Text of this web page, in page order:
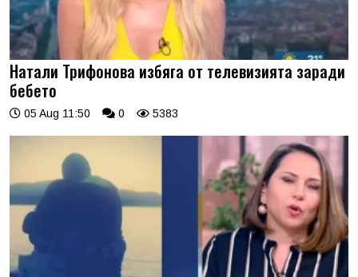
Натали Трифонова избяга от телевизията заради
бебето
05 Aug 11:50 0 5383